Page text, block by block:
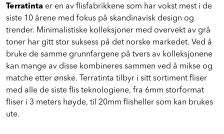
Terratinta er en av flisfabrikkene som har vokst mest i de
siste 10 årene med fokus på skandinavisk design og
trender. Minimalistiske kolleksjoner med overvekt av grå
toner har gitt stor suksess på det norske markedet. Ved å
bruke de samme grunnfargene på tvers av kolleksjonene
kan mange av disse kombineres sammen ved å mikse og
matche etter ønske. Terratinta tilbyr i sitt sortiment fliser
med alle de siste flis teknologiene, fra 6mm storformat
fliser i 3 meters høyde, til 20mm flisheller som kan brukes
ute.